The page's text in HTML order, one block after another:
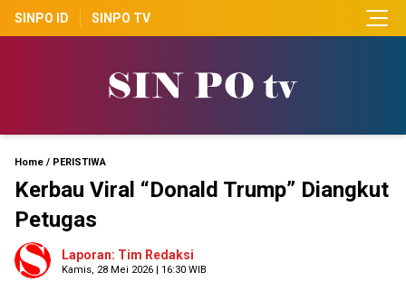
SINPO ID SINPO TV
Home / PERISTIWA
Kerbau Viral “Donald Trump” Diangkut
Petugas
Laporan: Tim Redaksi
Kamis, 28 Mei 2026 | 16:30 WIB